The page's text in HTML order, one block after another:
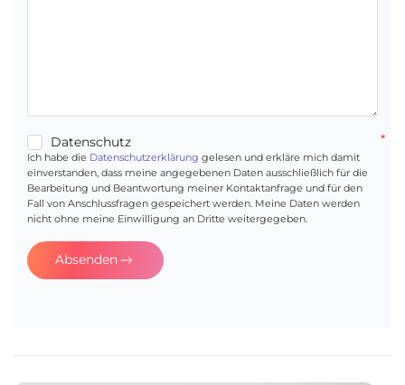
Datenschutz
Ich habe die Datenschutzerklärung gelesen und erkläre mich damit
einverstanden, dass meine angegebenen Daten ausschließlich für die
Bearbeitung und Beantwortung meiner Kontaktanfrage und für den
Fall von Anschlussfragen gespeichert werden. Meine Daten werden
nicht ohne meine Einwilligung an Dritte weitergegeben.
Absenden